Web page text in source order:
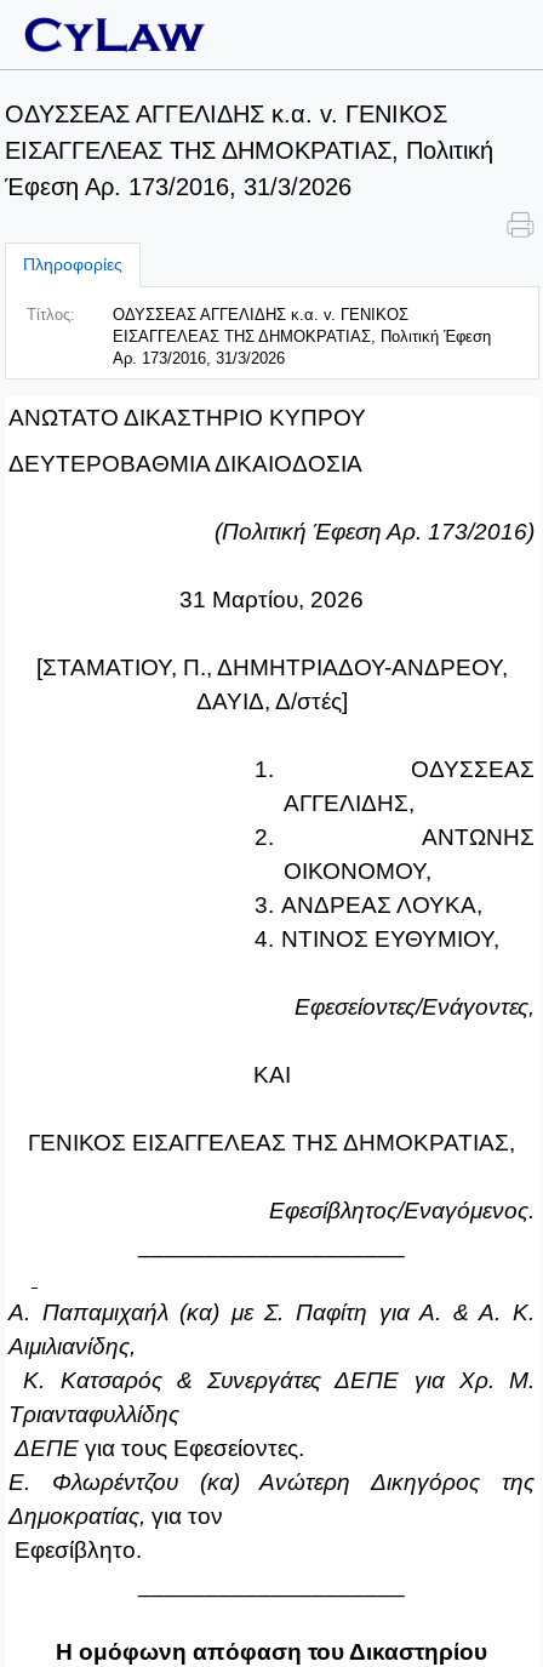
ΟΔΥΣΣΕΑΣ ΑΓΓΕΛΙΔΗΣ κ.α. v. ΓΕΝΙΚΟΣ
ΕΙΣΑΓΓΕΛΕΑΣ ΤΗΣ ΔΗΜΟΚΡΑΤΙΑΣ, Πολιτική
Έφεση Αρ. 173/2016, 31/3/2026
Πληροφορίες
Τίτλος:
ΟΔΥΣΣΕΑΣ ΑΓΓΕΛΙΔΗΣ κ.α. v. ΓΕΝΙΚΟΣ
ΕΙΣΑΓΓΕΛΕΑΣ ΤΗΣ ΔΗΜΟΚΡΑΤΙΑΣ, Πολιτική Έφεση
Αρ. 173/2016, 31/3/2026
ΑΝΩΤΑΤΟ ΔΙΚΑΣΤΗΡΙΟ ΚΥΠΡΟΥ
ΔΕΥΤΕΡΟΒΑΘΜΙΑ ΔΙΚΑΙΟΔΟΣΙΑ
(Πολιτική Έφεση Αρ. 173/2016)
31 Μαρτίου, 2026
[ΣΤΑΜΑΤΙΟΥ, Π., ΔΗΜΗΤΡΙΑΔΟΥ-ΑΝΔΡΕΟΥ,
ΔΑΥΙΔ, Δ/στές]
1.
ΟΔΥΣΣΕΑΣ
ΑΓΓΕΛΙΔΗΣ,
2.
ΑΝΤΩΝΗΣ
ΟΙΚΟΝΟΜΟΥ,
3. ΑΝΔΡΕΑΣ ΛΟΥΚΑ,
4. ΝΤΙΝΟΣ ΕΥΘΥΜΙΟΥ,
Εφεσείοντες/Ενάγοντες,
ΚΑΙ
ΓΕΝΙΚΟΣ ΕΙΣΑΓΓΕΛΕΑΣ ΤΗΣ ΔΗΜΟΚΡΑΤΙΑΣ,
Εφεσίβλητος/Εναγόμενος.
Α. Παπαμιχαήλ (κα) με Σ. Παφίτη για Α. & Α. Κ.
Αιμιλιανίδης,
Κ. Κατσαρός & Συνεργάτες ΔΕΠΕ για Χρ. Μ.
Τριανταφυλλίδης
ΔΕΠΕ για τους Εφεσείοντες.
Ε. Φλωρέντζου (κα) Ανώτερη Δικηγόρος της
Δημοκρατίας, για τον
Εφεσίβλητο.
Η ομόφωνη απόφαση του Δικαστηρίου